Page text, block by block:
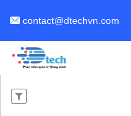
contact@dtechvn.com